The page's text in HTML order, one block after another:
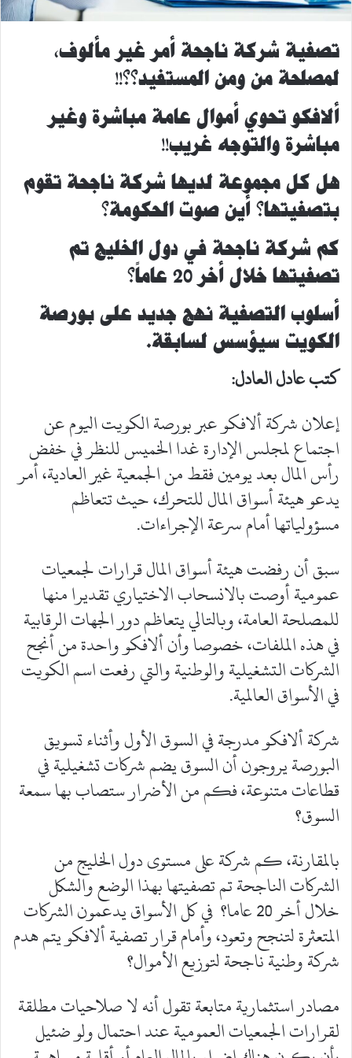
تصفية شركة ناجحة أمر غير مألوف،
لمصلحة من ومن المستفيد؟؟!!
ألافكو تحوي أموال عامة مباشرة وغير
مباشرة والتوجه غريب!!
هل كل مجموعة لديها شركة ناجحة تقوم
بتصفيتها؟ أين صوت الحكومة؟
كم شركة ناجحة في دول الخليج تم
تصفيتها خلال أخر 20 عاماً؟
أسلوب التصفية نهج جديد على بورصة
الكويت سيؤسس لسابقة.
كتب عادل العادل:
إعلان شركة ألافكو عبر بورصة الكويت اليوم عن
اجتماع لمجلس الإدارة غدا الخميس للنظر في خفض
رأس المال بعد يومين فقط من الجمعية غير العادية، أمر
يدعو هيئة أسواق المال للتحرك، حيث تتعاظم
مسؤولياتها أمام سرعة الإجراءات.
سبق أن رفضت هيئة أسواق المال قرارات لجمعيات
عمومية أوصت بالانسحاب الاختياري تقديرا منها
للمصلحة العامة، وبالتالي يتعاظم دور الجهات الرقابية
في هذه الملفات، خصوصا وأن ألافكو واحدة من أنجح
الشركات التشغيلية والوطنية والتي رفعت اسم الكويت
في الأسواق العالمية.
شركة ألافكو مدرجة في السوق الأول وأثناء تسويق
البورصة يروجون أن السوق يضم شركات تشغيلية في
قطاعات متنوعة، فكم من الأضرار ستصاب بها سمعة
السوق؟
بالمقارنة، كم شركة على مستوى دول الخليج من
الشركات الناجحة تم تصفيتها بهذا الوضع والشكل
خلال أخر 20 عاما؟ في كل الأسواق يدعمون الشركات
المتعثرة لتنجح وتعود، وأمام قرار تصفية ألافكو يتم هدم
شركة وطنية ناجحة لتوزيع الأموال؟
مصادر استثمارية متابعة تقول أنه لا صلاحيات مطلقة
لقرارات الجمعيات العمومية عند احتمال ولو ضئيل